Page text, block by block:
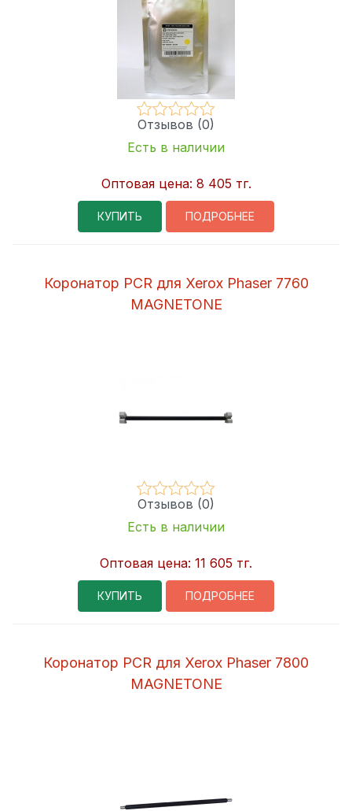
Отзывов (0)
Есть в наличии
Оптовая цена: 8 405 тг.
КУПИТЬ ПОДРОБНЕЕ
Коронатор PCR для Xerox Phaser 7760
MAGNETONE
Отзывов (0)
Есть в наличии
Оптовая цена: 11 605 тг.
КУПИТЬ ПОДРОБНЕЕ
Коронатор PCR для Xerox Phaser 7800
MAGNETONE